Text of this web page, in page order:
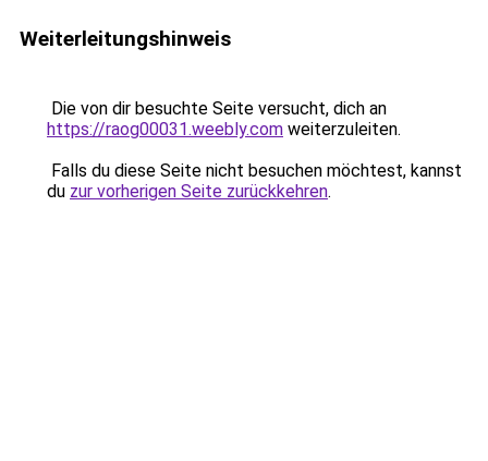
Weiterleitungshinweis
Die von dir besuchte Seite versucht, dich an
https://raog00031.weebly.com weiterzuleiten.
Falls du diese Seite nicht besuchen möchtest, kannst
du zur vorherigen Seite zurückkehren.